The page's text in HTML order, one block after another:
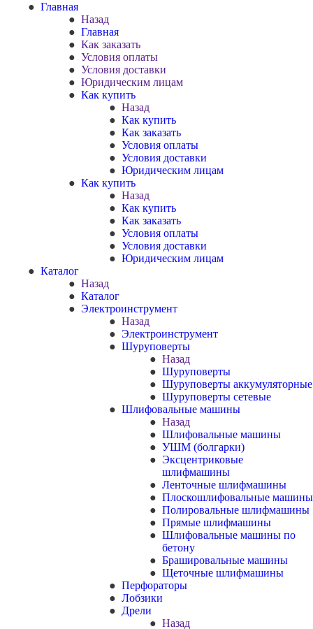
Главная
Назад
Главная
Как заказать
Условия оплаты
Условия доставки
Юридическим лицам
Как купить
Назад
Как купить
Как заказать
Условия оплаты
Условия доставки
Юридическим лицам
Как купить
Назад
Как купить
Как заказать
Условия оплаты
Условия доставки
Юридическим лицам
Каталог
Назад
Каталог
Электроинструмент
Назад
Электроинструмент
Шуруповерты
Назад
Шуруповерты
Шуруповерты аккумуляторные
Шуруповерты сетевые
Шлифовальные машины
Назад
Шлифовальные машины
УШМ (болгарки)
Эксцентриковые
шлифмашины
Ленточные шлифмашины
Плоскошлифовальные машины
Полировальные шлифмашины
Прямые шлифмашины
Шлифовальные машины по
бетону
Брашировальные машины
Щеточные шлифмашины
Перфораторы
Лобзики
Дрели
Назад